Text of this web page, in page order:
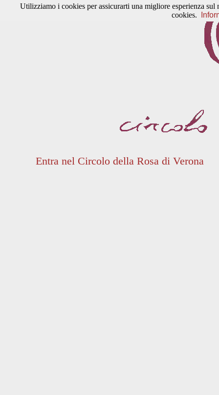
Entra nel Circolo della Rosa di Verona
Utilizziamo i cookies per assicurarti una migliore esperienza
cookies.